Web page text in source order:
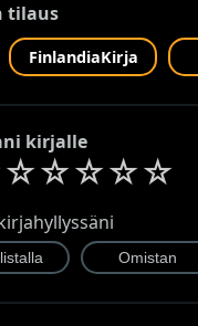
tilaus
FinlandiaKirja
kirjalle
☆☆☆☆☆